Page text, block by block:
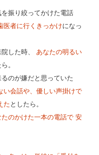
振り絞ってかけた電話
医者に行くきっかけになっ
した時、 あなたの明るい
。
のが嫌だと思っていた
い会話や、優しい声掛けで
た としたら。
たのかけた一本の電話で 安